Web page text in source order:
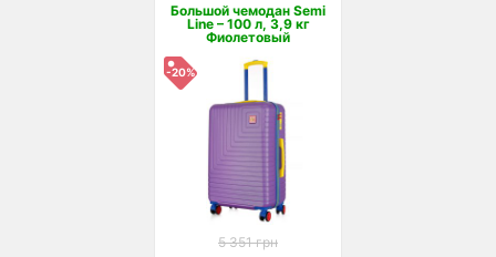
Большой чемодан Semi
Line – 100 л, 3,9 кг
Фиолетовый
-20%
5 351 грн